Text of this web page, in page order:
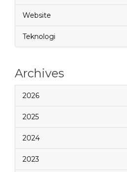
Website
Teknologi
Archives
2026
2025
2024
2023